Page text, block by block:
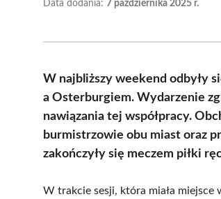
Data dodania: 7 października 2025 r.
W najbliższy weekend odbyły
a Osterburgiem. Wydarzenie
nawiązania tej współpracy.
burmistrzowie obu miast oraz
zakończyły się meczem piłki
W trakcie sesji, która miała